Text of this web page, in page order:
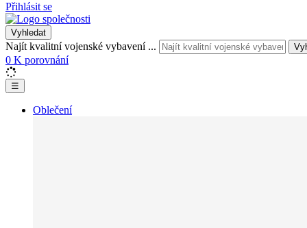
Přihlásit se
Vyhledat
Najít kvalitní vojenské vybavení ...
0 K porovnání
☰
Oblečení